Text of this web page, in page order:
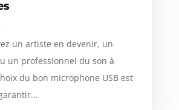
un artiste en devenir, un
un professionnel du son à
du bon microphone USB est